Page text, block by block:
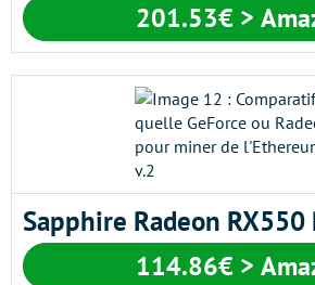
201.53€ >
Sapphire Radeon RX550
114.86€ >